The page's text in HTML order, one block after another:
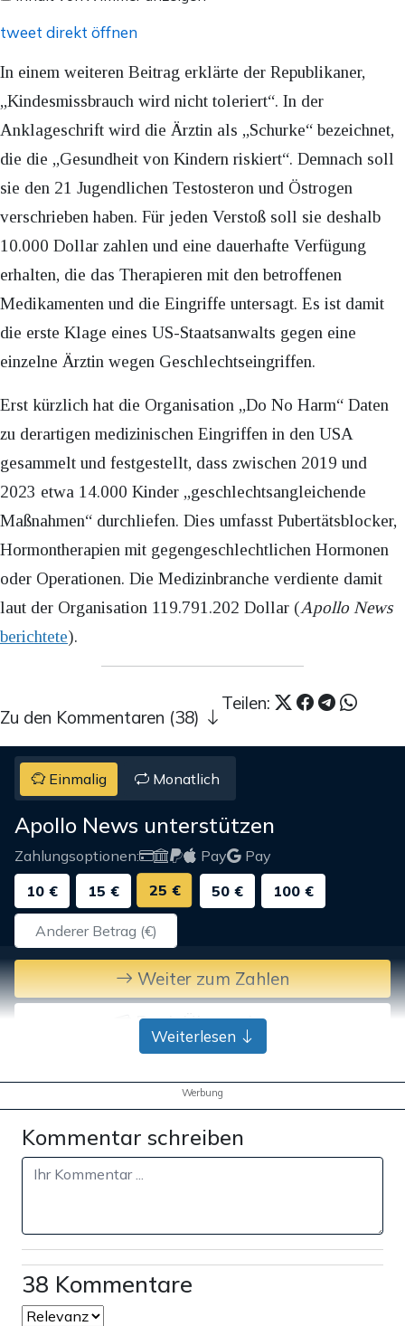
tweet direkt öffnen
In einem weiteren Beitrag erklärte der Republikaner,
„Kindesmissbrauch wird nicht toleriert“. In der
Anklageschrift wird die Ärztin als „Schurke“ bezeichnet,
die die „Gesundheit von Kindern riskiert“. Demnach soll
sie den 21 Jugendlichen Testosteron und Östrogen
verschrieben haben. Für jeden Verstoß soll sie deshalb
10.000 Dollar zahlen und eine dauerhafte Verfügung
erhalten, die das Therapieren mit den betroffenen
Medikamenten und die Eingriffe untersagt. Es ist damit
die erste Klage eines US-Staatsanwalts gegen eine
einzelne Ärztin wegen Geschlechtseingriffen.
Erst kürzlich hat die Organisation „Do No Harm“ Daten
zu derartigen medizinischen Eingriffen in den USA
gesammelt und festgestellt, dass zwischen 2019 und
2023 etwa 14.000 Kinder „geschlechtsangleichende
Maßnahmen“ durchliefen. Dies umfasst Pubertätsblocker,
Hormontherapien mit gegengeschlechtlichen Hormonen
oder Operationen. Die Medizinbranche verdiente damit
laut der Organisation 119.791.202 Dollar (Apollo News
berichtete).
Teilen:
Zu den Kommentaren (38)
Einmalig Monatlich
Apollo News unterstützen
Zahlungsoptionen: Pay
Pay
10 €
15 € 25 € 50 € 100 €
Weiter zum Zahlen
Bank-Überweisung
Weiterlesen
Werbung
Kommentar schreiben
38 Kommentare